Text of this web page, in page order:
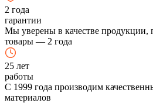
2 года
гарантии
Мы уверены в качестве продукции,
товары — 2 года
25 лет
работы
С 1999 года производим
материалов